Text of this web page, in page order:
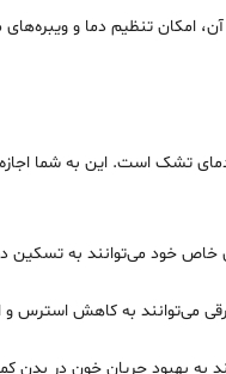
امکان تنظیم دما و
تشک است. این به شما